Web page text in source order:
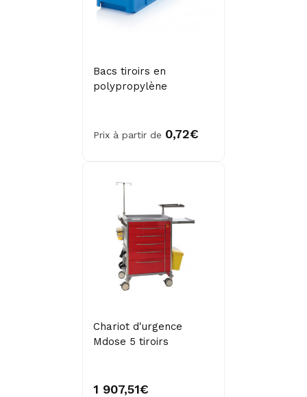
Bacs tiroirs en
polypropylène
Prix à partir de 0,72€
Chariot d'urgence
Mdose 5 tiroirs
1 907,51€